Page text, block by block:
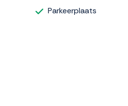
Parkeerplaats